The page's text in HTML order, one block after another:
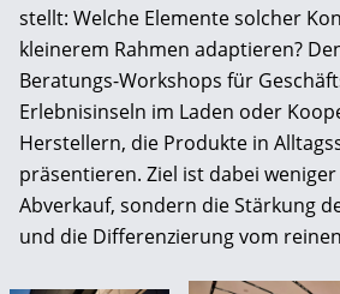
stellt: Welche Elemente solcher
kleinerem Rahmen adaptieren?
Beratungs-Workshops für
Erlebnisinseln im Laden oder
Herstellern, die Produkte in
präsentieren. Ziel ist dabei
Abverkauf, sondern die Stärkung
und die Differenzierung vom